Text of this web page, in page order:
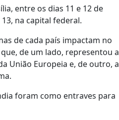
entre os dias 11 e 12 de
na capital federal.
de cada país impactam no
de um lado, representou a
União Europeia e, de outro, a
foram como entraves para